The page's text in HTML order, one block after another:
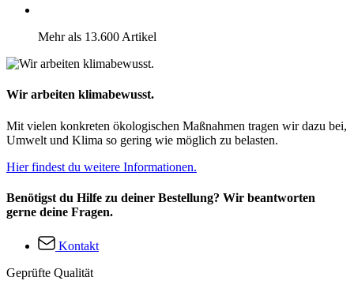
Mehr als 13.600 Artikel
Wir arbeiten klimabewusst.
Mit vielen konkreten ökologischen Maßnahmen tragen wir dazu bei,
Umwelt und Klima so gering wie möglich zu belasten.
Hier findest du weitere Informationen.
Benötigst du Hilfe zu deiner Bestellung? Wir beantworten
gerne deine Fragen.
Kontakt
Geprüfte Qualität